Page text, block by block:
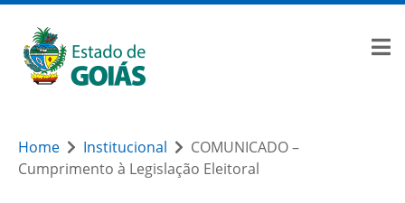
Home Institucional
COMUNICADO –
Cumprimento à Legislação Eleitoral